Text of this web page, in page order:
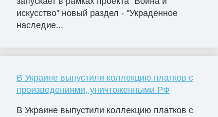
искусство" новый раздел - "Украденное
наследие...
В Украине выпустили коллекцию платков с
произведениями, уничтоженными РФ
В Украине выпустили коллекцию платков с